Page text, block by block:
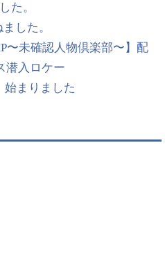
た。
した。
〜未確認人物倶楽部〜】配
潜入ロケー
始まりました